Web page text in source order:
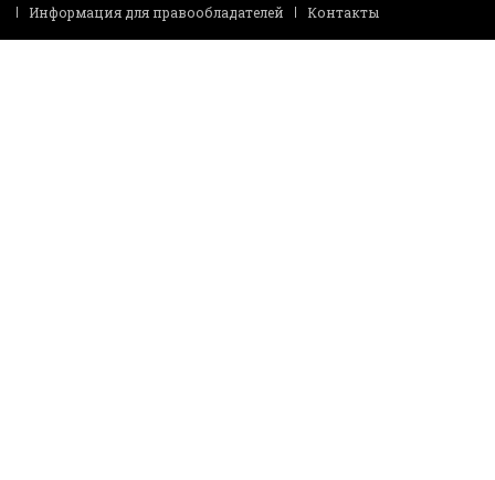
Информация для правообладателей
Контакты